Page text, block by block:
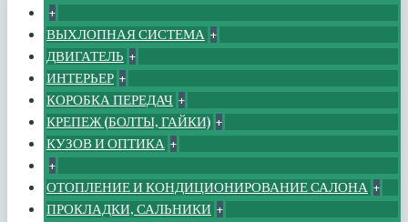
+
ВЫХЛОПНАЯ СИСТЕМА +
ДВИГАТЕЛЬ +
ИНТЕРЬЕР +
КОРОБКА ПЕРЕДАЧ +
КРЕПЕЖ (БОЛТЫ, ГАЙКИ) +
КУЗОВ И ОПТИКА +
+
ОТОПЛЕНИЕ И КОНДИЦИОНИРОВАНИЕ САЛОНА +
ПРОКЛАДКИ, САЛЬНИКИ +